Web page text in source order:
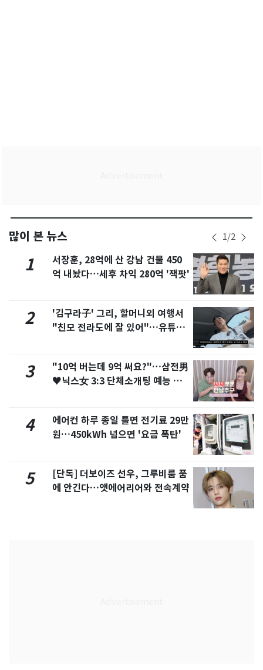
많이 본 뉴스 1/2
1
서장훈, 28억에 산 강남 건물 450
억 내놨다…세후 차익 280억 '잭팟'
2
'김구라子' 그리, 할머니외 여행서
"친모 전라도에 잘 있어"…유튜브
3
"10억 버는데 9억 써요?"…삼전男
♥닉스女 3:3 단체소개팅 예능 화
4
에어컨 하루 종일 틀면 전기료 29만
원…450kWh 넘으면 '요금 폭탄'
5
[단독] 더보이즈 선우, 그루비룸 품
에 안긴다…앳에어리어와 전속계약